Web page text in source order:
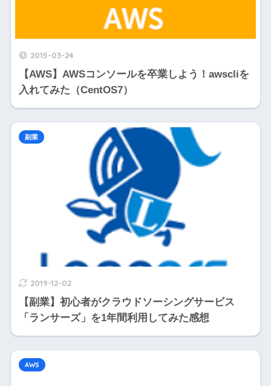
2015-03-24
【AWS】AWSコンソールを卒業しよう！awscliを
入れてみた（CentOS7）
2019-12-02
【副業】初心者がクラウドソーシングサービス
「ランサーズ」を1年間利用してみた感想
副業
AWS